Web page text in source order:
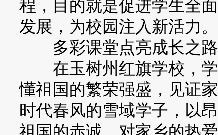
程，目的就是促进学生全
发展，为校园注入新活力
多彩课堂点亮成长之路
在玉树州红旗学校，学
懂祖国的繁荣强盛，见证
时代春风的雪域学子，以
祖国的赤诚、对家乡的热